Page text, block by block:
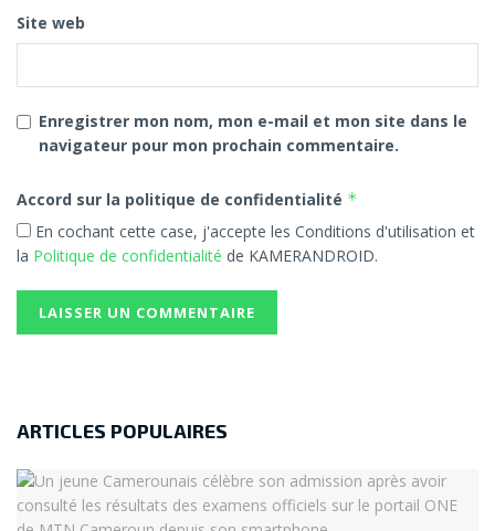
Site web
Enregistrer mon nom, mon e-mail et mon site dans le
navigateur pour mon prochain commentaire.
Accord sur la politique de confidentialité *
En cochant cette case, j'accepte les Conditions d'utilisation et
la Politique de confidentialité de KAMERANDROID.
ARTICLES POPULAIRES